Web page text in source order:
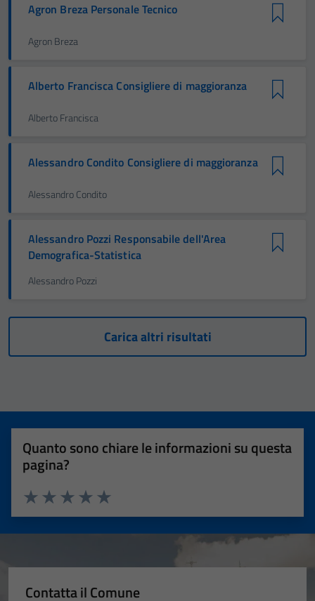
Agron Breza Personale Tecnico
Agron Breza
Alberto Francisca Consigliere di maggioranza
Alberto Francisca
Alessandro Condito Consigliere di maggioranza
Alessandro Condito
Alessandro Pozzi Responsabile dell'Area
Demografica-Statistica
Alessandro Pozzi
Carica altri risultati
Quanto sono chiare le informazioni su questa
pagina?
Valuta 5 stelle su 5
Valuta 4 stelle su 5
Valuta 3 stelle su 5
Valuta 2 stelle su 5
Valuta 1 stelle su 5
Contatta il Comune